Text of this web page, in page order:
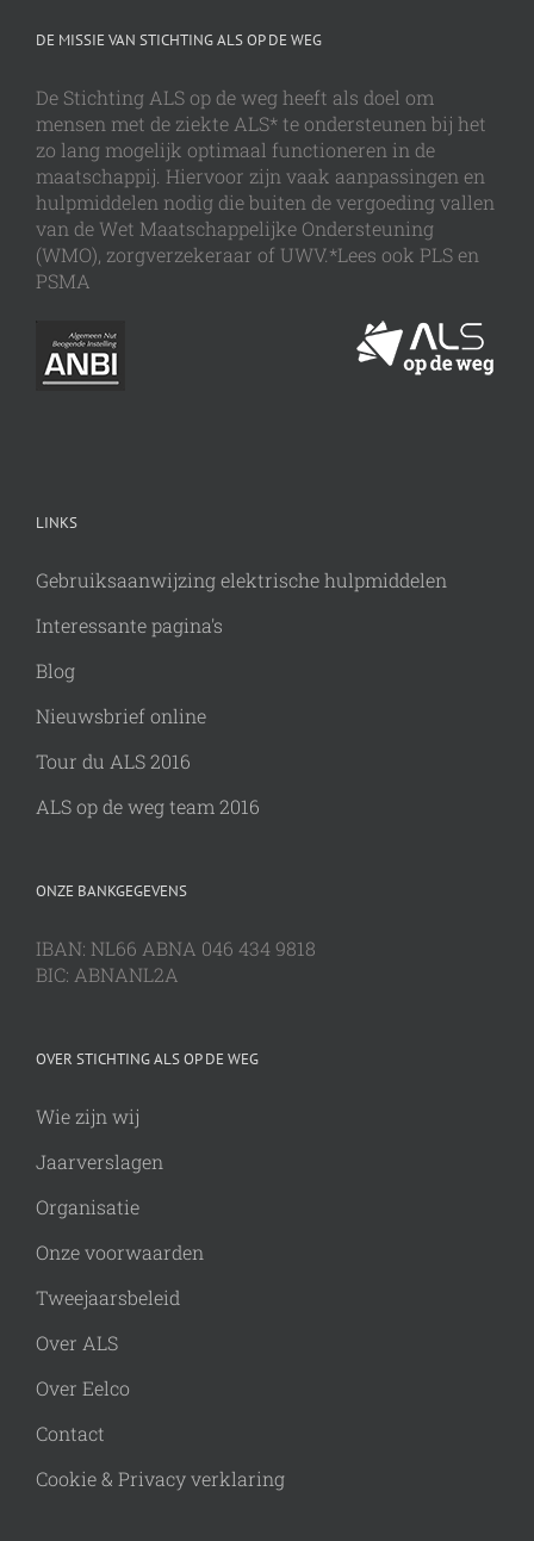
DE MISSIE VAN STICHTING ALS OP DE WEG
De Stichting ALS op de weg heeft als doel om
mensen met de ziekte ALS* te ondersteunen bij het
zo lang mogelijk optimaal functioneren in de
maatschappij. Hiervoor zijn vaak aanpassingen en
hulpmiddelen nodig die buiten de vergoeding vallen
van de Wet Maatschappelijke Ondersteuning
(WMO), zorgverzekeraar of UWV.*Lees ook PLS en
PSMA
LINKS
Gebruiksaanwijzing elektrische hulpmiddelen
Interessante pagina's
Blog
Nieuwsbrief online
Tour du ALS 2016
ALS op de weg team 2016
ONZE BANKGEGEVENS
IBAN: NL66 ABNA 046 434 9818
BIC: ABNANL2A
OVER STICHTING ALS OP DE WEG
Wie zijn wij
Jaarverslagen
Organisatie
Onze voorwaarden
Tweejaarsbeleid
Over ALS
Over Eelco
Contact
Cookie & Privacy verklaring